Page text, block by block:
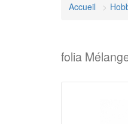
Accueil
folia